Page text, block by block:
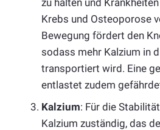
zu halten und
Krebs und Osteoporose
Bewegung fördert den
sodass mehr Kalzium in
transportiert wird. Eine
entlastet zudem
Kalzium: Für die
Kalzium zuständig, das